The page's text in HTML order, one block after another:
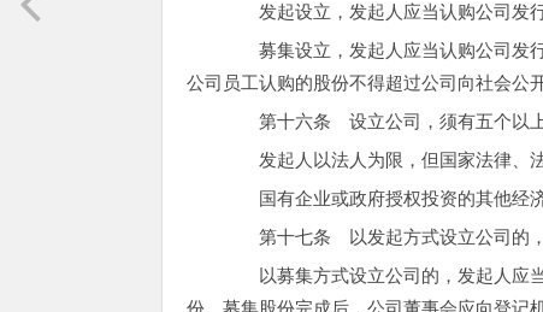
发起设立，发起人应当认购公司发行
募集设立，发起人应当认购公司发行
公司员工认购的股份不得超过公司向社会公
第十六条 设立公司，须有五个以上
发起人以法人为限，但国家法律、法
国有企业或政府授权投资的其他经济
第十七条 以发起方式设立公司的，
以募集方式设立公司的，发起人应当
份。募集股份完成后，公司董事会应向登记